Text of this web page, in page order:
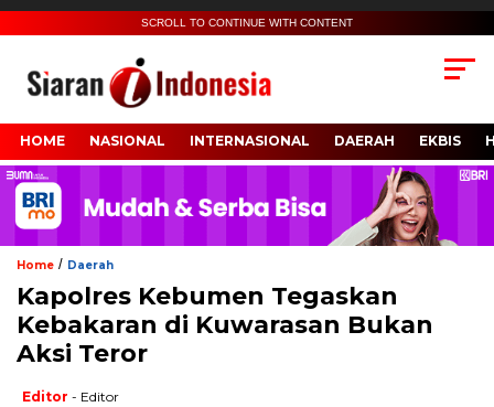
SCROLL TO CONTINUE WITH CONTENT
HOME NASIONAL INTERNASIONAL DAERAH EKBIS
Home / Daerah
Kapolres Kebumen Tegaskan
Kebakaran di Kuwarasan Bukan
Aksi Teror
Editor - Editor